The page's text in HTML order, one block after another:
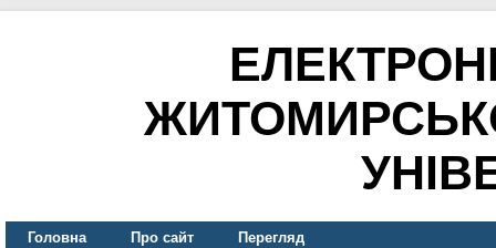
Головна Про сайт Перегляд